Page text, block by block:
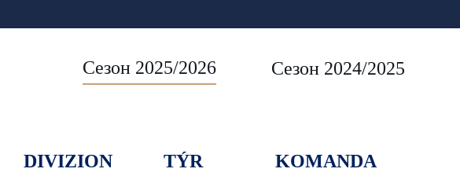
Сезон 2025/2026 Сезон 2024/2025
DIVIZION
TÝR
KOMANDA